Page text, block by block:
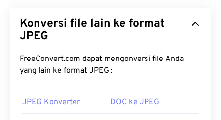
algoritma untuk mengompresi foto dan grafik.
Kompresi JPEG yang signifikan menjadi alasan
berkas JPEG yang relatif kecil membuatnya sangat
baik untuk dipindahkan melalui internet dan
berkas hingga 80%!
Konversi file lain ke format
JPEG
FreeConvert.com dapat mengonversi file Anda
yang lain ke format JPEG :
JPEG Konverter DOC ke JPEG